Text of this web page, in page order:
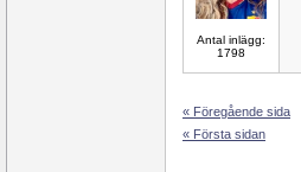
Antal inlägg:
1798
« Föregående sida
« Första sidan